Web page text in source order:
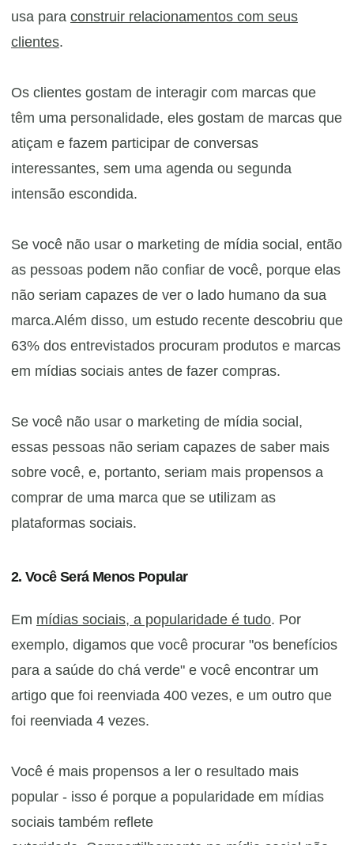
usa para construir relacionamentos com seus
clientes.
Os clientes gostam de interagir com marcas que
têm uma personalidade, eles gostam de marcas que
atiçam e fazem participar de conversas
interessantes, sem uma agenda ou segunda
intensão escondida.
Se você não usar o marketing de mídia social, então
as pessoas podem não confiar de você, porque elas
não seriam capazes de ver o lado humano da sua
marca.Além disso, um estudo recente descobriu que
63% dos entrevistados procuram produtos e marcas
em mídias sociais antes de fazer compras.
Se você não usar o marketing de mídia social,
essas pessoas não seriam capazes de saber mais
sobre você, e, portanto, seriam mais propensos a
comprar de uma marca que se utilizam as
plataformas sociais.
2. Você Será Menos Popular
Em mídias sociais, a popularidade é tudo. Por
exemplo, digamos que você procurar "os benefícios
para a saúde do chá verde" e você encontrar um
artigo que foi reenviada 400 vezes, e um outro que
foi reenviada 4 vezes.
Você é mais propensos a ler o resultado mais
popular - isso é porque a popularidade em mídias
sociais também reflete